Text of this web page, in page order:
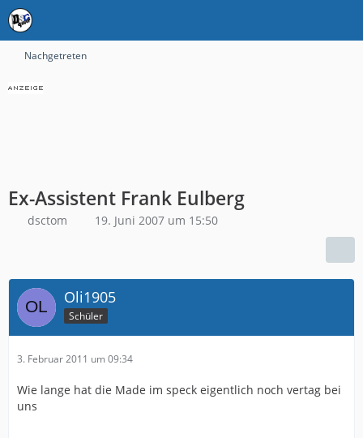
Nachgetreten
Ex-Assistent Frank Eulberg
dsctom 19. Juni 2007 um 15:50
Oli1905
Schüler
3. Februar 2011 um 09:34
Wie lange hat die Made im speck eigentlich noch vertag bei
uns